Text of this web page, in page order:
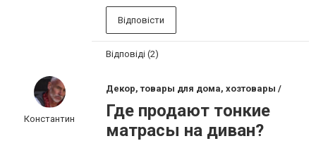
Відповісти
Відповіді (2)
Константин
Декор, товары для дома, хозтовары /
Где продают тонкие
матрасы на диван?